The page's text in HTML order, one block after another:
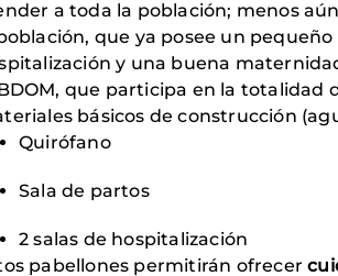
a toda la población; menos
que ya posee un
y una buena
que participa en la totalidad
básicos de construcción
Quirófano
Sala de partos
2 salas de hospitalización
pabellones permitirán ofrecer